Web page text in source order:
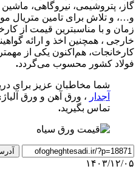
گاز، پتروشیمی، نیروگاهی،
و…، و تلاش برای تامین متریال
زمان و با مناسبترین قیمت از
خارجی ، همچنین اخذ و ارائه
کارخانجات، هم‌اکنون یکی از
فولاد کشور محسوب می‌گردد.
شما مخاطبان عزیز برای
آجدار ، ورق آهن و ورق
تماس بگیرید.
۱۴۰۳/۱۲/۰۵